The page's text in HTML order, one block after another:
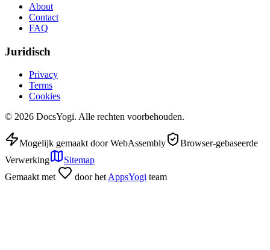
About
Contact
FAQ
Juridisch
Privacy
Terms
Cookies
© 2026 DocsYogi. Alle rechten voorbehouden.
Mogelijk gemaakt door WebAssembly
Browser-gebaseerde
Verwerking
Sitemap
Gemaakt met
door het AppsYogi team